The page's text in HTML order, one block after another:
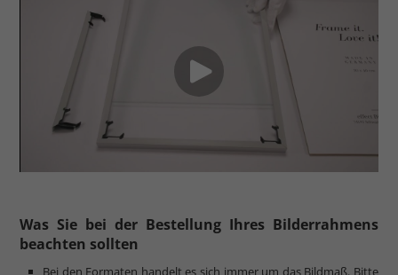
Was Sie bei der Bestellung Ihres Bilderrahmens
beachten sollten
Bei den Formaten handelt es sich immer um das Bildmaß. Bitte